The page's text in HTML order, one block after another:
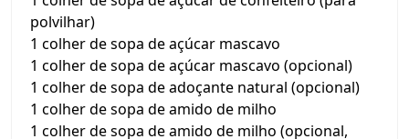
polvilhar)
1 colher de sopa de açúcar mascavo
1 colher de sopa de açúcar mascavo (opcional)
1 colher de sopa de adoçante natural (opcional)
1 colher de sopa de amido de milho
1 colher de sopa de amido de milho (opcional,